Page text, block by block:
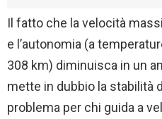
Il fatto che la velocità
e l’autonomia (a
308 km) diminuisca in un
mette in dubbio la stabilità
problema per chi guida a